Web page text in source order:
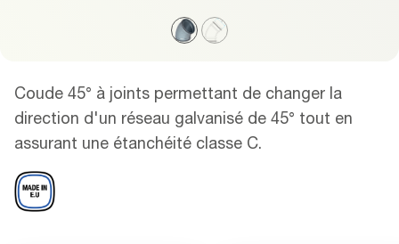
Coude 45° à joints permettant de changer la
direction d'un réseau galvanisé de 45° tout en
assurant une étanchéité classe C.